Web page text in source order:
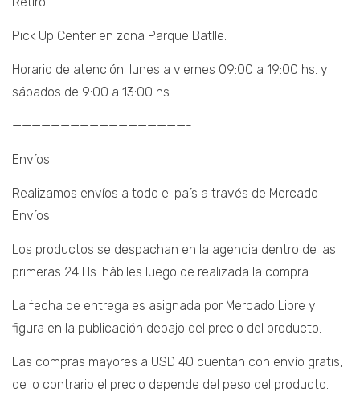
Pick Up Center en zona Parque Batlle.
Horario de atención: lunes a viernes 09:00 a 19:00 hs. y
sábados de 9:00 a 13:00 hs.
——————————————————-
Envíos:
Realizamos envíos a todo el país a través de Mercado
Envíos.
Los productos se despachan en la agencia dentro de las
primeras 24 Hs. hábiles luego de realizada la compra.
La fecha de entrega es asignada por Mercado Libre y
figura en la publicación debajo del precio del producto.
Las compras mayores a USD 40 cuentan con envío gratis,
de lo contrario el precio depende del peso del producto.